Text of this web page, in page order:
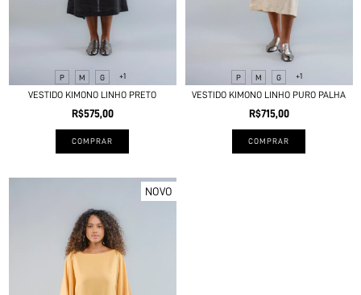
P M G +1
VESTIDO KIMONO LINHO PRETO
R$575,00
COMPRAR
P M G +1
VESTIDO KIMONO LINHO PURO PALHA
R$715,00
COMPRAR
NOVO